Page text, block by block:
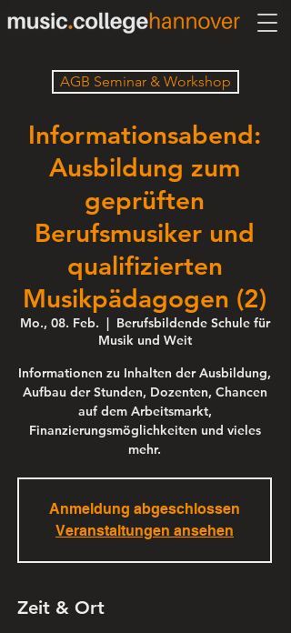
AGB Seminar & Workshop
Informationsabend:
Ausbildung zum
geprüften
Berufsmusiker und
qualifizierten
Musikpädagogen (2)
Mo., 08. Feb.
  |
Berufsbildende Schule für
Musik und Weit
Informationen zu Inhalten der Ausbildung,
Aufbau der Stunden, Dozenten, Chancen
auf dem Arbeitsmarkt,
Finanzierungsmöglichkeiten und vieles
mehr.
Anmeldung abgeschlossen
Veranstaltungen ansehen
Zeit & Ort